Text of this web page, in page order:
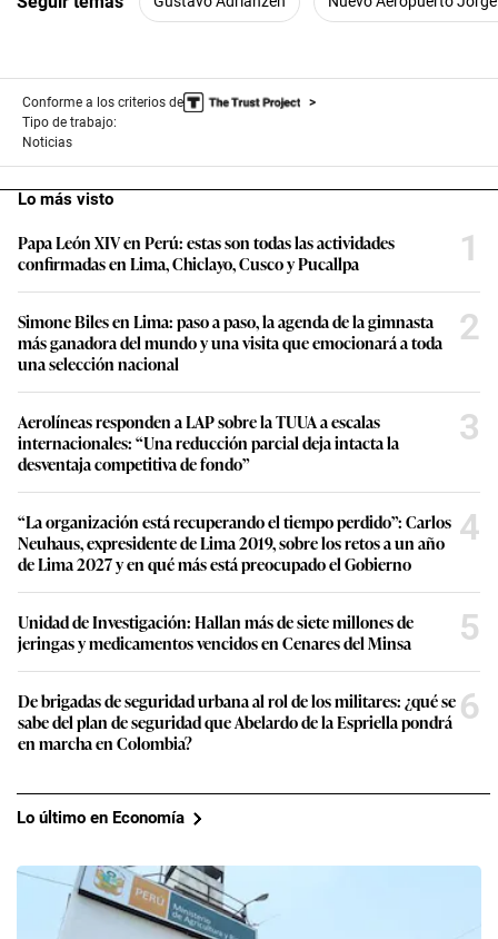
Conforme a los criterios de
Tipo de trabajo:
Noticias
Lo más visto
Papa León XIV en Perú: estas son todas las actividades
confirmadas en Lima, Chiclayo, Cusco y Pucallpa
1
Simone Biles en Lima: paso a paso, la agenda de la gimnasta
más ganadora del mundo y una visita que emocionará a toda
una selección nacional
2
Aerolíneas responden a LAP sobre la TUUA a escalas
internacionales: “Una reducción parcial deja intacta la
desventaja competitiva de fondo”
3
“La organización está recuperando el tiempo perdido”: Carlos
Neuhaus, expresidente de Lima 2019, sobre los retos a un año
de Lima 2027 y en qué más está preocupado el Gobierno
4
Unidad de Investigación: Hallan más de siete millones de
jeringas y medicamentos vencidos en Cenares del Minsa
5
De brigadas de seguridad urbana al rol de los militares: ¿qué se
sabe del plan de seguridad que Abelardo de la Espriella pondrá
en marcha en Colombia?
6
Lo último en Economía